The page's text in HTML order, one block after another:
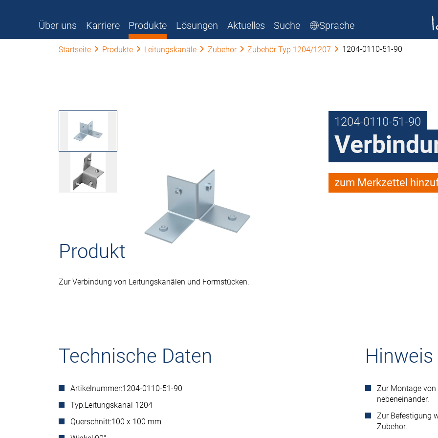
Über uns Karriere Produkte Lösungen Aktuelles Suche Sprache
Startseite Produkte Leitungskanäle Zubehör Zubehör Typ 1204/1207 1204-0110-51-90
1204-0110-51-90
zum Merkzettel
Produktbeschreibung
Zur Verbindung von Leitungskanälen und Formstücken.
Technische Daten
Artikelnummer:1204-0110-51-90
Typ:Leitungskanal 1204
Querschnitt:100 x 100 mm
Hinweis
Zur Montage von
nebeneinander.
Zur Befestigung
Zubehör.